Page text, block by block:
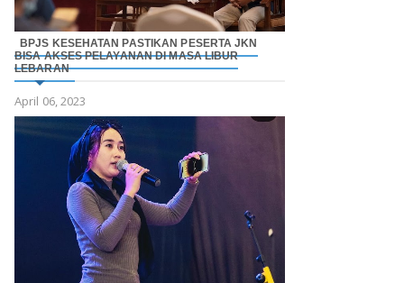
BPJS KESEHATAN PASTIKAN PESERTA JKN
BISA AKSES PELAYANAN DI MASA LIBUR
LEBARAN
April 06, 2023